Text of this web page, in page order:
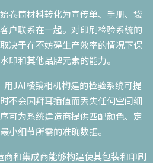
卷筒材料转化为宣传单、手册、袋
户联系在一起。对印刷检验系统的
决于在不妨碍生产效率的情况下保
印和其他品牌元素的能力。
JAI棱镜相机构建的检验系统可提
不会因拜耳插值而丢失任何空间细
可为系统建造商提供匹配颜色、定
小细节所需的准确数据。
和集成商能够构建使其包装和印刷